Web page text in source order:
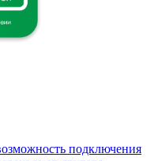
подключения